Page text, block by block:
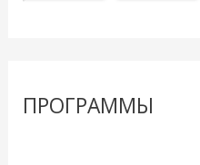
ПРОГРАММЫ